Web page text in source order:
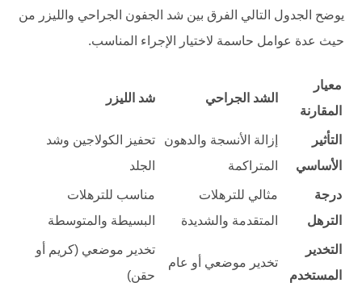
يوضح الجدول التالي الفرق بين شد الجفون الجراحي والليزر من
حيث عدة عوامل حاسمة لاختيار الإجراء المناسب.
معيار
المقارنة
الشد الجراحي شد الليزر
التأثير
الأساسي
إزالة الأنسجة والدهون
المتراكمة
تحفيز الكولاجين وشد
الجلد
درجة
الترهل
مثالي للترهلات
المتقدمة والشديدة
مناسب للترهلات
البسيطة والمتوسطة
التخدير
المستخدم
تخدير موضعي أو عام
تخدير موضعي (كريم أو
حقن)